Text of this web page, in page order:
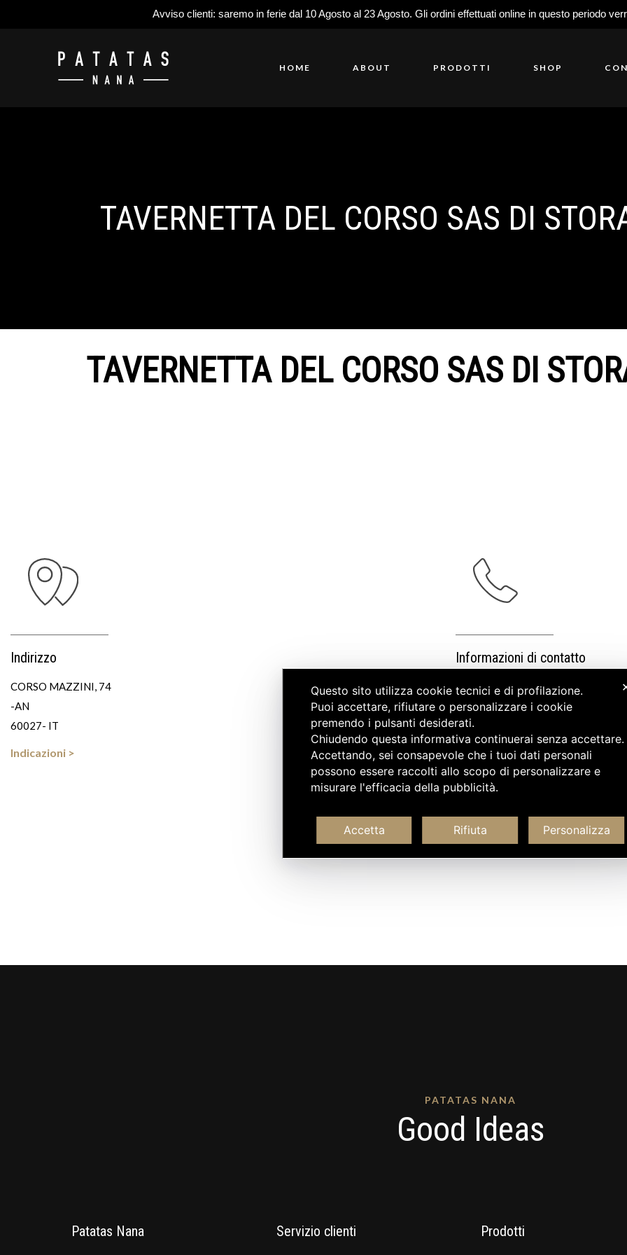
Avviso clienti: saremo in ferie dal 10 Agosto al 23 Agosto. Gli ordini effettuati online in questo periodo
HOME ABOUT PRODOTTI SHOP
TAVERNETTA DEL CORSO SAS DI
TAVERNETTA DEL CORSO SAS DI
Indirizzo
CORSO MAZZINI, 74
-AN
60027- IT
Indicazioni >
Informazioni di contatto
Questo sito utilizza cookie tecnici e di profilazione.
Puoi accettare, rifiutare o personalizzare i cookie
premendo i pulsanti desiderati.
Chiudendo questa informativa continuerai senza
Accettando, sei consapevole che i tuoi dati personali
possono essere raccolti allo scopo di personalizzare e
misurare l'efficacia della pubblicità.
Accetta Rifiuta Personalizza
PATATAS NANA
Good Ideas
Patatas Nana Servizio clienti Prodotti